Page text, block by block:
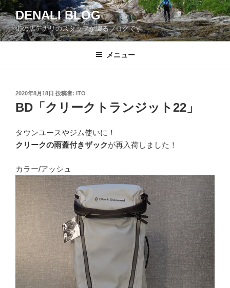
コ
ン
テ
ン
DENALI BLOG
山の店デナリのスタッフが綴るブログです
メニュー
投
稿
日:
2020年8月18日 投稿者: ITO
BD「クリークトランジット22」
タウンユースやジム使いに！
クリークの雨蓋付きザックが再入荷しました！
カラー/アッシュ